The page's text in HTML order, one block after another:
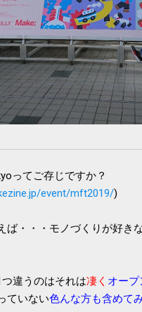
ってご存じですか？
event/mft2019/)
ば・・・モノづくりが好き
違うのはそれは凄く オープ
ていない色んな方も含めて